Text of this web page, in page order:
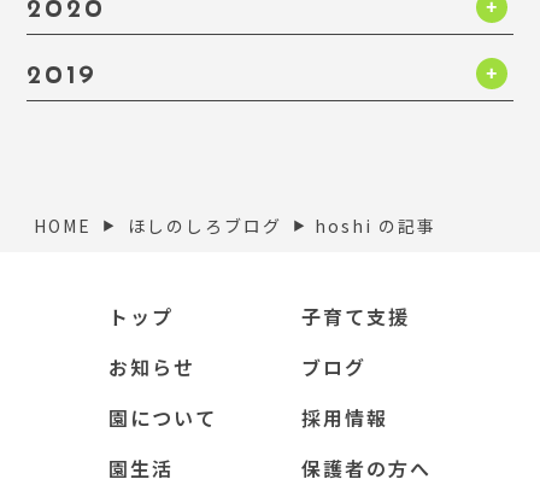
2020
2019
HOME ▶︎ ほしのしろブログ ▶︎ hoshi の記事
トップ
お知らせ
園について
園生活
子育て支援
ブログ
採用情報
保護者の方へ